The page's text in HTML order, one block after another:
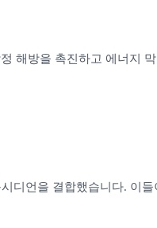
해방을 촉진하고 에너지
디언을 결합했습니다. 이